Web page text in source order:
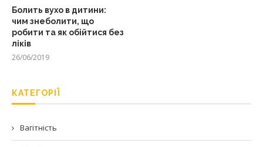
Болить вухо в дитини:
чим знеболити, що
робити та як обійтися без
ліків
26/06/2019
КАТЕГОРІЇ
Вагітність